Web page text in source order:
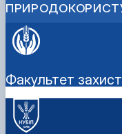
Факультет